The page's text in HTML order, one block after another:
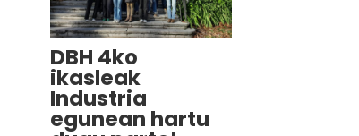
DBH 4ko
ikasleak
Industria
egunean hartu